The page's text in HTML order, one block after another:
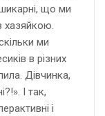
що ми
хазяйкою.
ми
в різних
Дівчинка,
І так,
і